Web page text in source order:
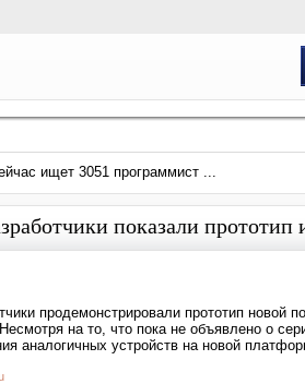
ищет 3051 программист ...
показали
продемонстрировали прототип новой
на то, что пока не объявлено о
аналогичных устройств на новой